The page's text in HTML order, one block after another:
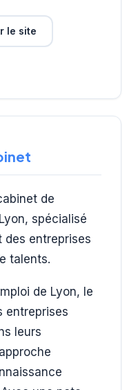
le site
de
spécialisé
des entreprises
talents.
de Lyon, le
entreprises
leurs